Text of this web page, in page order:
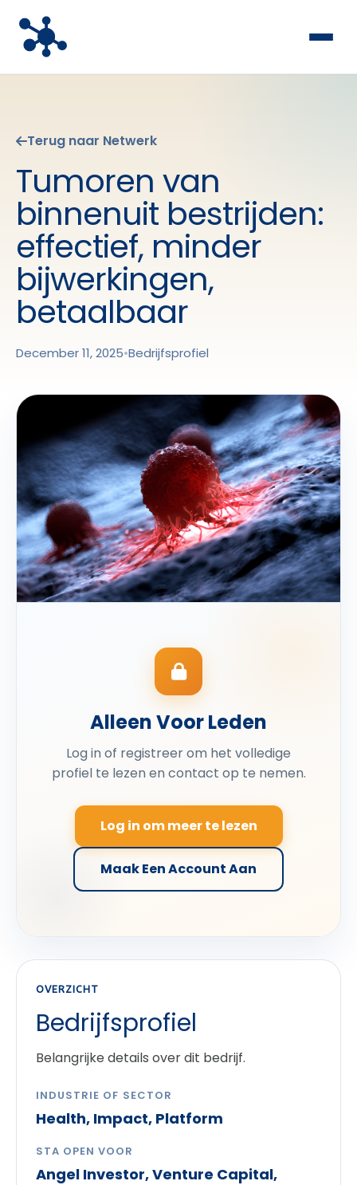
Terug naar Netwerk
Tumoren van
binnenuit bestrijden:
effectief, minder
bijwerkingen,
betaalbaar
December 11, 2025•Bedrijfsprofiel
Alleen Voor Leden
Log in of registreer om het volledige
profiel te lezen en contact op te nemen.
Log in om meer te lezen
Maak Een Account Aan
OVERZICHT
Bedrijfsprofiel
Belangrijke details over dit bedrijf.
INDUSTRIE OF SECTOR
Health, Impact, Platform
STA OPEN VOOR
Angel Investor, Venture Capital,